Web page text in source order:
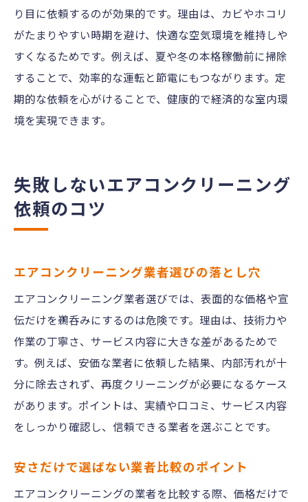
り目に依頼するのが効果的です。理由は、カビやホコリ
がたまりやすい時期を避け、快適な空気環境を維持しや
すくなるためです。例えば、夏や冬の本格稼働前に掃除
することで、効率的な運転と節電にもつながります。定
期的な依頼を心がけることで、健康的で経済的な室内環
境を実現できます。
失敗しないエアコンクリーニング
依頼のコツ
エアコンクリーニング業者選びの落とし穴
エアコンクリーニング業者選びでは、表面的な価格や宣
伝だけを鵜呑みにするのは危険です。理由は、技術力や
作業の丁寧さ、サービス内容に大きな差があるためで
す。例えば、安価な業者に依頼した結果、内部汚れが十
分に除去されず、再度クリーニングが必要になるケース
があります。ポイントは、実績や口コミ、サービス内容
をしっかり確認し、信頼できる業者を選ぶことです。
安さだけで選ばない業者比較のポイント
エアコンクリーニングの業者を比較する際、価格だけで